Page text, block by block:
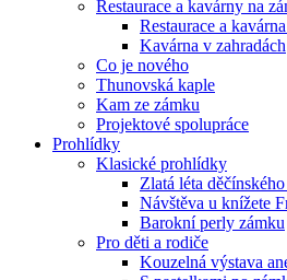
Restaurace a kavárny na
Restaurace a
Kavárna v zahradách
Co je nového
Thunovská kaple
Kam ze zámku
Projektové spolupráce
Prohlídky
Klasické prohlídky
Zlatá léta
Návštěva u knížete
Barokní perly zámku
Pro děti a rodiče
Kouzelná výstava